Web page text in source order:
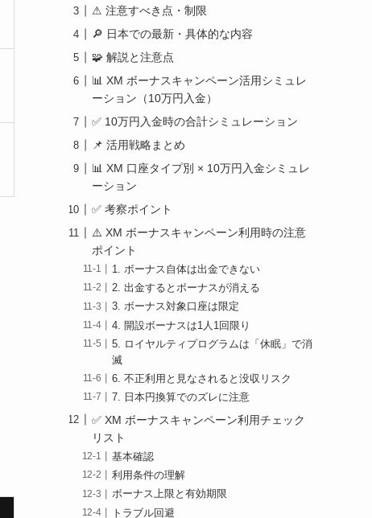
⚠ 注意すべき点・制限
🔎 日本での最新・具体的な内容
🧩 解説と注意点
📊 XM ボーナスキャンペーン活用シミュレ
ーション（10万円入金）
✅ 10万円入金時の合計シミュレーション
📌 活用戦略まとめ
📊 XM 口座タイプ別 × 10万円入金シミュレ
ーション
✅ 考察ポイント
⚠️ XM ボーナスキャンペーン利用時の注意
ポイント
1. ボーナス自体は出金できない
2. 出金するとボーナスが消える
3. ボーナス対象口座は限定
4. 開設ボーナスは1人1回限り
5. ロイヤルティプログラムは「休眠」で消
滅
6. 不正利用と見なされると没収リスク
7. 日本円換算でのズレに注意
✅ XM ボーナスキャンペーン利用チェック
リスト
基本確認
利用条件の理解
ボーナス上限と有効期限
トラブル回避